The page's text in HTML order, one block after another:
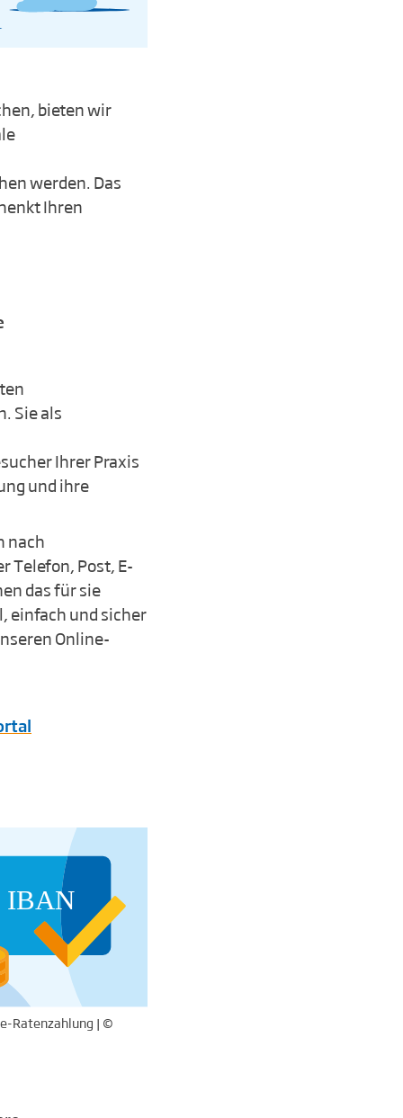
bieten wir
werden. Das
Ihren
Sie als
Ihrer Praxis
und ihre
nach
Telefon, Post, E-
das für sie
einfach und sicher
Online-
Ratenzahlung | ©